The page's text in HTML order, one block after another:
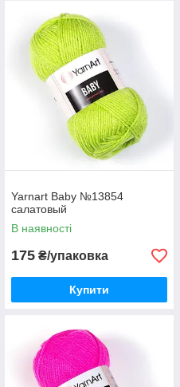
Yarnart Baby №13854
салатовый
В наявності
175 ₴/упаковка
Купити